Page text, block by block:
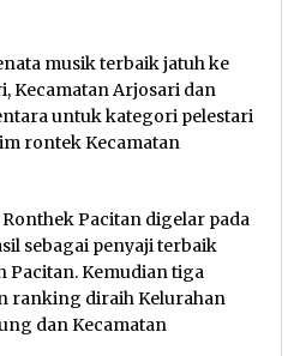
musik terbaik jatuh ke
Kecamatan Arjosari dan
untuk kategori pelestari
rontek Kecamatan
Ronthek Pacitan digelar pada
sebagai penyaji terbaik
Pacitan. Kemudian tiga
ranking diraih Kelurahan
dan Kecamatan